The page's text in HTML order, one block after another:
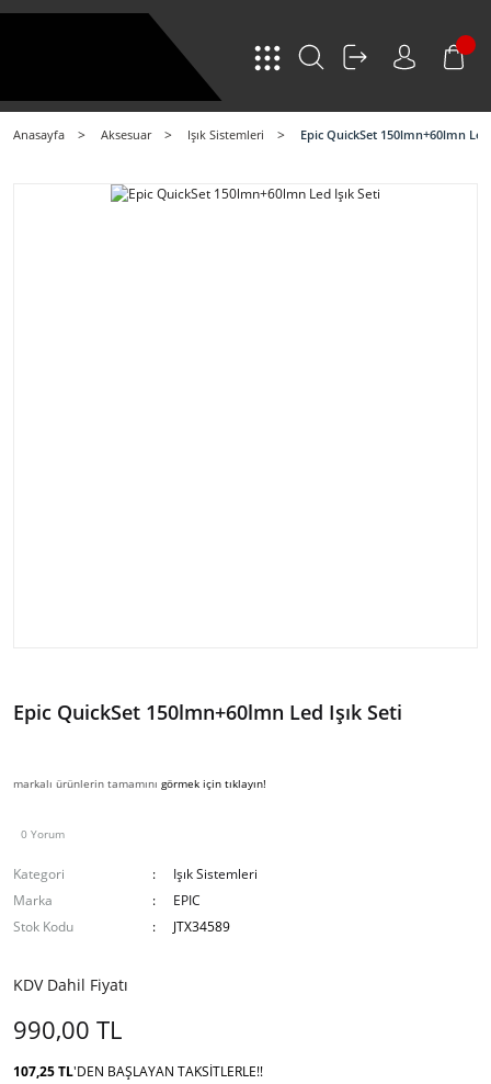
Anasayfa Aksesuar Işık Sistemleri Epic QuickSet 150lmn+60lmn Led
Epic QuickSet 150lmn+60lmn Led Işık Seti
markalı ürünlerin tamamını görmek için tıklayın!
0 Yorum
Kategori
Işık Sistemleri
Marka
EPIC
Stok Kodu
JTX34589
KDV Dahil Fiyatı
990,00 TL
107,25 TL'DEN BAŞLAYAN TAKSITLERLE!!